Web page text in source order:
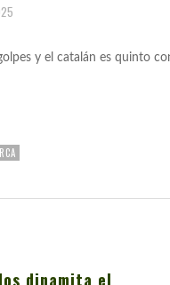
y el catalán es quinto
dinamita el